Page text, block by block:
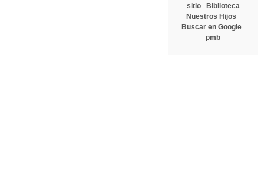
sitio
Biblioteca
Nuestros Hijos
Buscar en Google
pmb